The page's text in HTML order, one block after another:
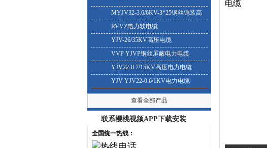
MYJV32-3.6/6KV-3*25钢丝铠装高
压电缆
RVVZ电力软电缆
YJV-26/35KV高压电缆
VVP YJVP铜丝屏蔽电力电缆
YJV22-8.7/15KV高压电力电缆
YJV YJV22-0.6/1KV电力电缆
查看全部产品
联系樱桃视频APP下载安装
全国统一热线：